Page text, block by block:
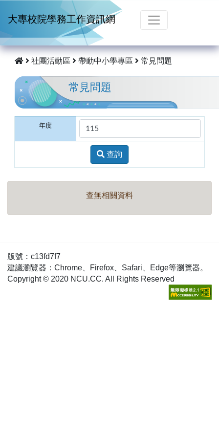
大專校院學務工作資訊網
社團活動區 帶動中小學專區 常見問題
常見問題
年度
查詢
查無相關資料
版號：c13fd7f7
建議瀏覽器：Chrome、Firefox、Safari、Edge等瀏覽器。
Copyright © 2020 NCU.CC. All Rights Reserved